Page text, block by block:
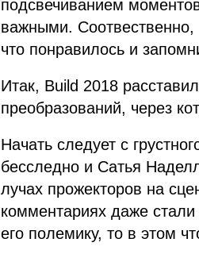
подсвечиванием
важными.
что понравилось и
Итак, Build 2018
преобразований, через
Начать следует с
бесследно и Сатья
лучах прожекторов на
комментариях даже
его полемику, то в этом